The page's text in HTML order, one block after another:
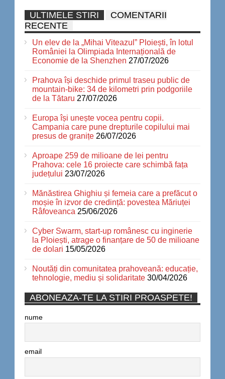
ULTIMELE STIRI
COMENTARII
RECENTE
Un elev de la „Mihai Viteazul” Ploiești, în lotul
României la Olimpiada Internațională de
Economie de la Shenzhen 27/07/2026
Prahova își deschide primul traseu public de
mountain-bike: 34 de kilometri prin podgoriile
de la Tătaru 27/07/2026
Europa își unește vocea pentru copii.
Campania care pune drepturile copilului mai
presus de granițe 26/07/2026
Aproape 259 de milioane de lei pentru
Prahova: cele 16 proiecte care schimbă fața
județului 23/07/2026
Mănăstirea Ghighiu și femeia care a prefăcut o
moșie în izvor de credință: povestea Măriuței
Râfoveanca 25/06/2026
Cyber Swarm, start-up românesc cu inginerie
la Ploiești, atrage o finanțare de 50 de milioane
de dolari 15/05/2026
Noutăți din comunitatea prahoveană: educație,
tehnologie, mediu și solidaritate 30/04/2026
ABONEAZA-TE LA STIRI PROASPETE!
nume
email